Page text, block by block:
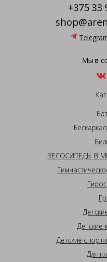
+375 33
Мы в
ВЕЛОСИПЕДЫ В
Детские
Детские
Для